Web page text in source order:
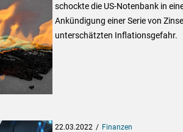
schockte die US-Notenbank in
Ankündigung einer Serie von
unterschätzten Inflationsgefahr.
22.03.2022 Finanzen